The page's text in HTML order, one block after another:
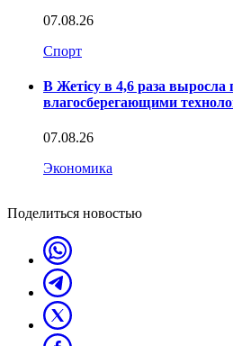
07.08.26
Спорт
В Жетісу в 4,6 раза выросла
влагосберегающими
07.08.26
Экономика
Поделиться новостью